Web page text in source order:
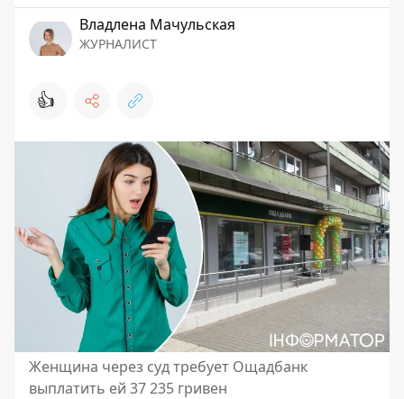
Владлена Мачульская
ЖУРНАЛИСТ
👍
Женщина через суд требует Ощадбанк
выплатить ей 37 235 гривен